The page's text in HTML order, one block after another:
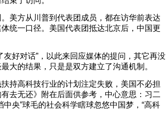
美方从川普到代表团成员，都在访华前表达
统一口径。美国代表团抵达北京后，中国更
好对话”，以此来回应媒体的提问，其它再没
大的结果，只是是双方建立了沟通机制。
持高科技行业的计划注定失败，美国不必担
去无还》附在后面供参考，中心意思：习二
央”球毛的社会科学瞎球忽悠中国梦，“高科